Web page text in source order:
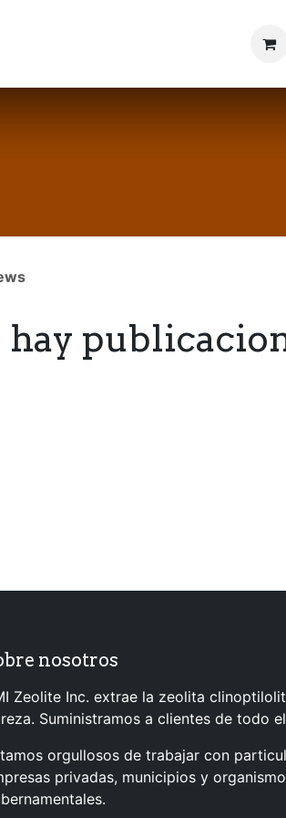
hay
nosotros
Zeolite Inc. extrae la zeolita
Suministramos a clientes de todo
orgullosos de trabajar con
privadas, municipios y